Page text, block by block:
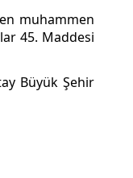
muhammen
45. Maddesi
Büyük Şehir